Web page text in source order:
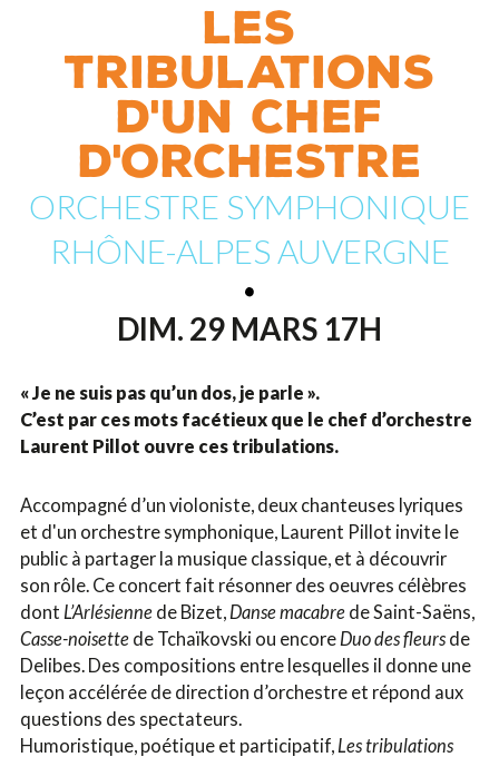
LES
TRIBULATIONS
D'UN CHEF
D'ORCHESTRE
ORCHESTRE SYMPHONIQUE
RHÔNE-ALPES AUVERGNE
DIM. 29 MARS 17H
« Je ne suis pas qu’un dos, je parle ».
C’est par ces mots facétieux que le chef d’orchestre
Laurent Pillot ouvre ces tribulations.
Accompagné d’un violoniste, deux chanteuses lyriques
et d'un orchestre symphonique, Laurent Pillot invite le
public à partager la musique classique, et à découvrir
son rôle. Ce concert fait résonner des oeuvres célèbres
dont L’Arlésienne de Bizet, Danse macabre de Saint-Saëns,
Casse-noisette de Tchaïkovski ou encore Duo des fleurs de
Delibes. Des compositions entre lesquelles il donne une
leçon accélérée de direction d’orchestre et répond aux
questions des spectateurs.
Humoristique, poétique et participatif, Les tribulations